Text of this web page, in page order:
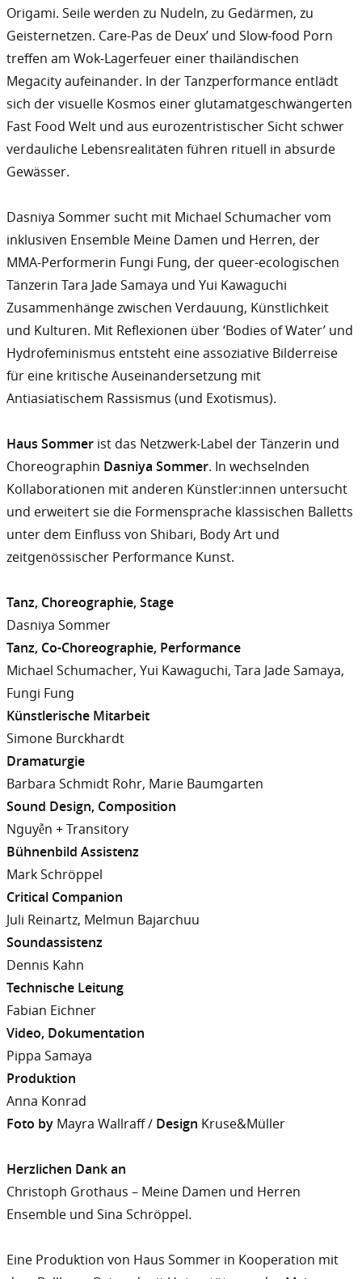
Origami. Seile werden zu Nudeln, zu Gedärmen, zu
Geisternetzen. Care-Pas de Deux’ und Slow-food Porn
treffen am Wok-Lagerfeuer einer thailändischen
Megacity aufeinander. In der Tanzperformance entlädt
sich der visuelle Kosmos einer glutamatgeschwängerten
Fast Food Welt und aus eurozentristischer Sicht schwer
verdauliche Lebensrealitäten führen rituell in absurde
Gewässer.
Dasniya Sommer sucht mit Michael Schumacher vom
inklusiven Ensemble Meine Damen und Herren, der
MMA-Performerin Fungi Fung, der queer-ecologischen
Tänzerin Tara Jade Samaya und Yui Kawaguchi
Zusammenhänge zwischen Verdauung, Künstlichkeit
und Kulturen. Mit Reflexionen über ‘Bodies of Water’ und
Hydrofeminismus entsteht eine assoziative Bilderreise
für eine kritische Auseinandersetzung mit
Antiasiatischem Rassismus (und Exotismus).
Haus Sommer ist das Netzwerk-Label der Tänzerin und
Choreographin Dasniya Sommer. In wechselnden
Kollaborationen mit anderen Künstler:innen untersucht
und erweitert sie die Formensprache klassischen Balletts
unter dem Einfluss von Shibari, Body Art und
zeitgenössischer Performance Kunst.
Tanz, Choreographie, Stage
Dasniya Sommer
Tanz, Co-Choreographie, Performance
Michael Schumacher, Yui Kawaguchi, Tara Jade Samaya,
Fungi Fung
Künstlerische Mitarbeit
Simone Burckhardt
Dramaturgie
Barbara Schmidt Rohr, Marie Baumgarten
Sound Design, Composition
Nguyễn + Transitory
Bühnenbild Assistenz
Mark Schröppel
Critical Companion
Juli Reinartz, Melmun Bajarchuu
Soundassistenz
Dennis Kahn
Technische Leitung
Fabian Eichner
Video, Dokumentation
Pippa Samaya
Produktion
Anna Konrad
Foto by Mayra Wallraff / Design Kruse&Müller
Herzlichen Dank an
Christoph Grothaus – Meine Damen und Herren
Ensemble und Sina Schröppel.
Eine Produktion von Haus Sommer in Kooperation mit